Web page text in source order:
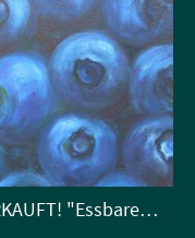
VERKAUFT! "Essbares Blau"